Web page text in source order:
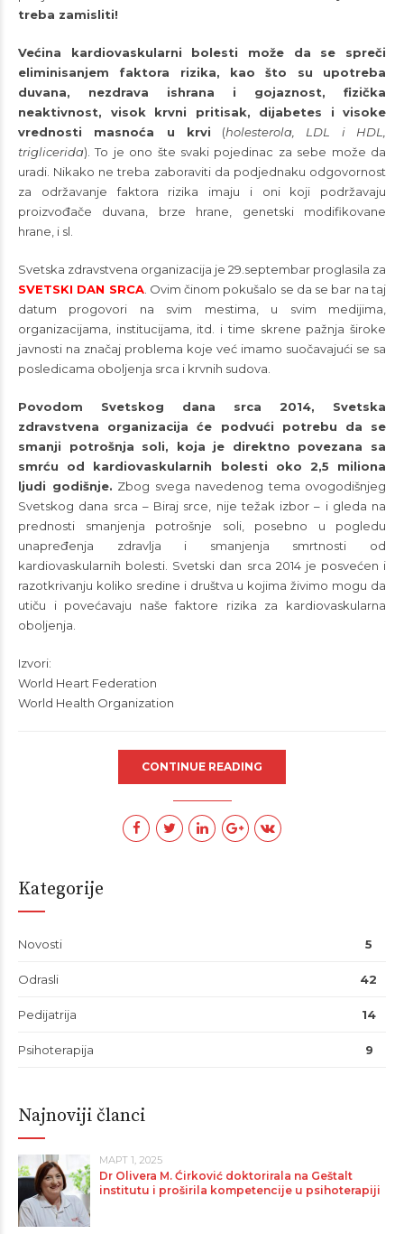
treba zamisliti!
Većina kardiovaskularni bolesti može da se spreči
eliminisanjem faktora rizika, kao što su upotreba
duvana, nezdrava ishrana i gojaznost, fizička
neaktivnost, visok krvni pritisak, dijabetes i visoke
vrednosti masnoća u krvi (holesterola, LDL i HDL,
triglicerida). To je ono šte svaki pojedinac za sebe može da
uradi. Nikako ne treba zaboraviti da podjednaku odgovornost
za održavanje faktora rizika imaju i oni koji podržavaju
proizvođače duvana, brze hrane, genetski modifikovane
hrane, i sl.
Svetska zdravstvena organizacija je 29.septembar proglasila za
SVETSKI DAN SRCA. Ovim činom pokušalo se da se bar na taj
datum progovori na svim mestima, u svim medijima,
organizacijama, institucijama, itd. i time skrene pažnja široke
javnosti na značaj problema koje već imamo suočavajući se sa
posledicama oboljenja srca i krvnih sudova.
Povodom Svetskog dana srca 2014, Svetska
zdravstvena organizacija će podvući potrebu da se
smanji potrošnja soli, koja je direktno povezana sa
smrću od kardiovaskularnih bolesti oko 2,5 miliona
ljudi godišnje. Zbog svega navedenog tema ovogodišnjeg
Svetskog dana srca – Biraj srce, nije težak izbor – i gleda na
prednosti smanjenja potrošnje soli, posebno u pogledu
unapređenja zdravlja i smanjenja smrtnosti od
kardiovaskularnih bolesti. Svetski dan srca 2014 je posvećen i
razotkrivanju koliko sredine i društva u kojima živimo mogu da
utiču i povećavaju naše faktore rizika za kardiovaskularna
oboljenja.
Izvori:
World Heart Federation
World Health Organization
CONTINUE READING
Kategorije
Novosti 5
Odrasli 42
Pedijatrija 14
Psihoterapija 9
Najnoviji članci
МАРТ 1, 2025
Dr Olivera M. Ćirković doktorirala na Geštalt
institutu i proširila kompetencije u psihoterapiji